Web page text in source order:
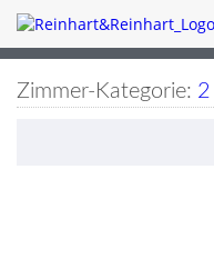
Zimmer-Kategorie: 2